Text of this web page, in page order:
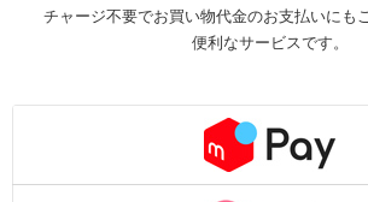
チャージ不要でお買い物代金のお支払いにも
便利なサービスです。